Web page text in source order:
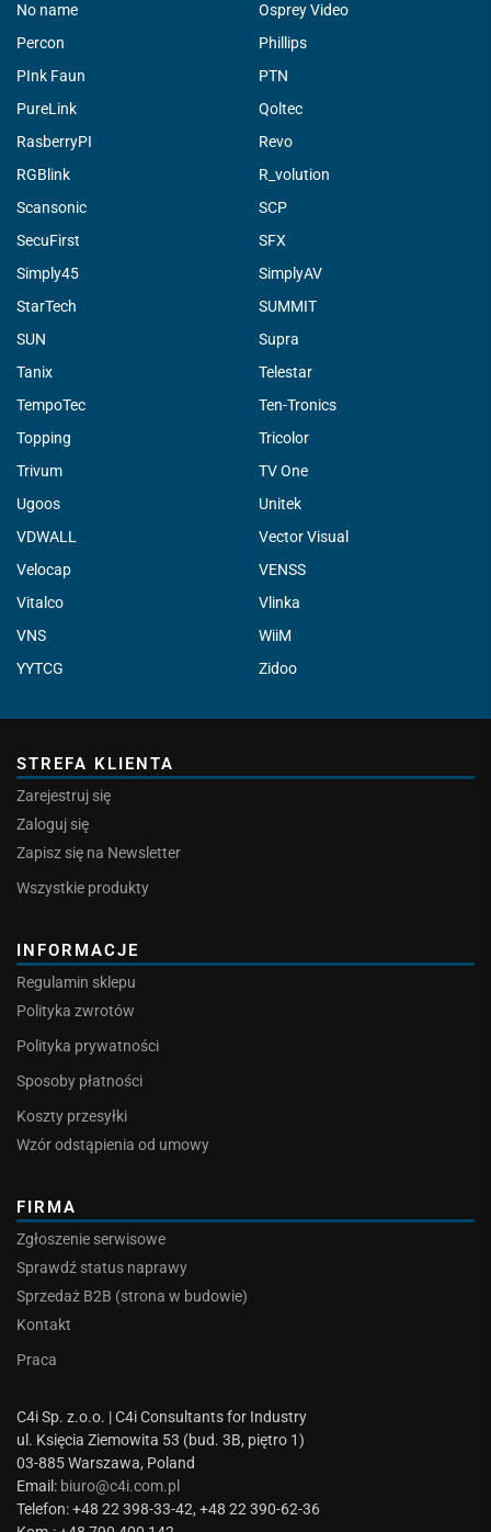
No name
Osprey Video
Percon
Phillips
PInk Faun
PTN
PureLink
Qoltec
RasberryPI
Revo
RGBlink
R_volution
Scansonic
SCP
SecuFirst
SFX
Simply45
SimplyAV
StarTech
SUMMIT
SUN
Supra
Tanix
Telestar
TempoTec
Ten-Tronics
Topping
Tricolor
Trivum
TV One
Ugoos
Unitek
VDWALL
Vector Visual
Velocap
VENSS
Vitalco
Vlinka
VNS
WiiM
YYTCG
Zidoo
STREFA KLIENTA
Zarejestruj się
Zaloguj się
Zapisz się na Newsletter
Wszystkie produkty
INFORMACJE
Regulamin sklepu
Polityka zwrotów
Polityka prywatności
Sposoby płatności
Koszty przesyłki
Wzór odstąpienia od umowy
FIRMA
Zgłoszenie serwisowe
Sprawdź status naprawy
Sprzedaż B2B (strona w budowie)
Kontakt
Praca
C4i Sp. z.o.o. | C4i Consultants for Industry
ul. Księcia Ziemowita 53 (bud. 3B, piętro 1)
03-885 Warszawa, Poland
Email: biuro@c4i.com.pl
Telefon: +48 22 398-33-42, +48 22 390-62-36